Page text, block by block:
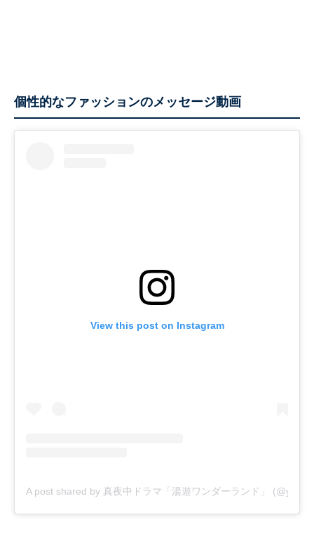
個性的なファッションのメッセージ動画
View this post on Instagram
A post shared by 真夜中ドラマ「湯遊ワンダーランド」